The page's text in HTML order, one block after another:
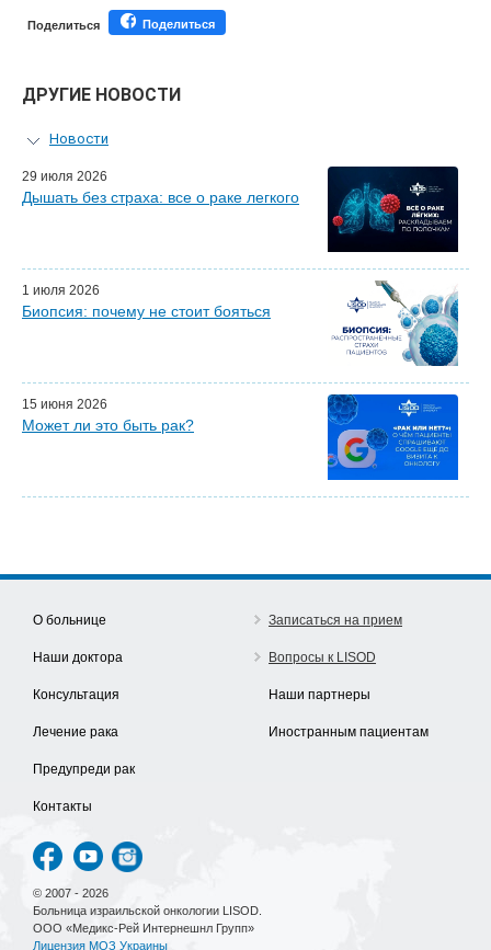
Поделиться Поделиться
ДРУГИЕ НОВОСТИ
Новости
Персональный гид
Мастер-классы для врачей
Наши партнеры
29 июля 2026
Дышать без страха: все о раке легкого
1 июля 2026
Биопсия: почему не стоит бояться
15 июня 2026
Может ли это быть рак?
О больнице
Наши доктора
Консультация
Лечение рака
Предупреди рак
Контакты
Записаться на прием
Вопросы к LISOD
Наши партнеры
Иностранным пациентам
© 2007 - 2026
Больница израильской онкологии LISOD.
ООО «Медикс-Рей Интернешнл Групп»
Лицензия МОЗ Украины